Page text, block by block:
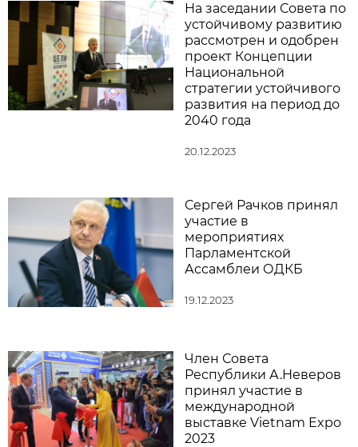
На заседании Совета по
устойчивому развитию
рассмотрен и одобрен
проект Концепции
Национальной
стратегии устойчивого
развития на период до
2040 года
20.12.2023
Сергей Рачков принял
участие в
мероприятиях
Парламентской
Ассамблеи ОДКБ
19.12.2023
Член Совета
Республики А.Неверов
принял участие в
международной
выставке Vietnam Expo
2023